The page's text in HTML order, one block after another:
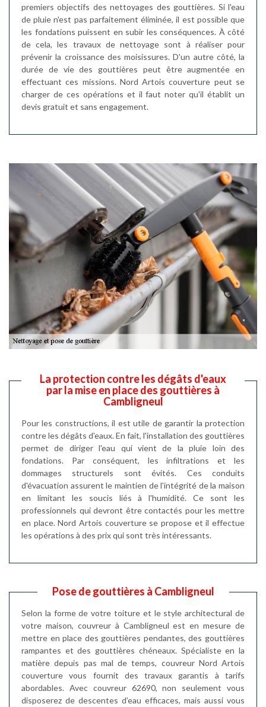
premiers objectifs des nettoyages des gouttières. Si l'eau
de pluie n'est pas parfaitement éliminée, il est possible que
les fondations puissent en subir les conséquences. À côté
de cela, les travaux de nettoyage sont à réaliser pour
prévenir la croissance des moisissures. D'un autre côté, la
durée de vie des gouttières peut être augmentée en
effectuant ces missions. Nord Artois couverture peut se
charger de ces opérations et il faut noter qu'il établit un
devis gratuit et sans engagement.
La protection contre les dégâts d'eaux
par la mise en place des gouttières à
Cambligneul
Pour les constructions, il est utile de garantir la protection
contre les dégâts d'eaux. En fait, l'installation des gouttières
permet de diriger l'eau qui vient de la pluie loin des
fondations. Par conséquent, les infiltrations et les
dommages structurels sont évités. Ces conduits
d'évacuation assurent le maintien de l'intégrité de la maison
en limitant les soucis liés à l'humidité. Ce sont les
professionnels qui devront être contactés pour les mettre
en place. Nord Artois couverture se propose et il effectue
les opérations à des prix qui sont très intéressants.
Pose de gouttières à Cambligneul
Selon la forme de votre toiture et le style architectural de
votre maison, couvreur à Cambligneul est en mesure de
mettre en place des gouttières pendantes, des gouttières
rampantes et des gouttières chéneaux. Spécialiste en la
matière depuis pas mal de temps, couvreur Nord Artois
couverture vous fournit des travaux garantis à tarifs
abordables. Avec couvreur 62690, non seulement vous
disposerez de descentes d’eau efficaces, mais aussi vous